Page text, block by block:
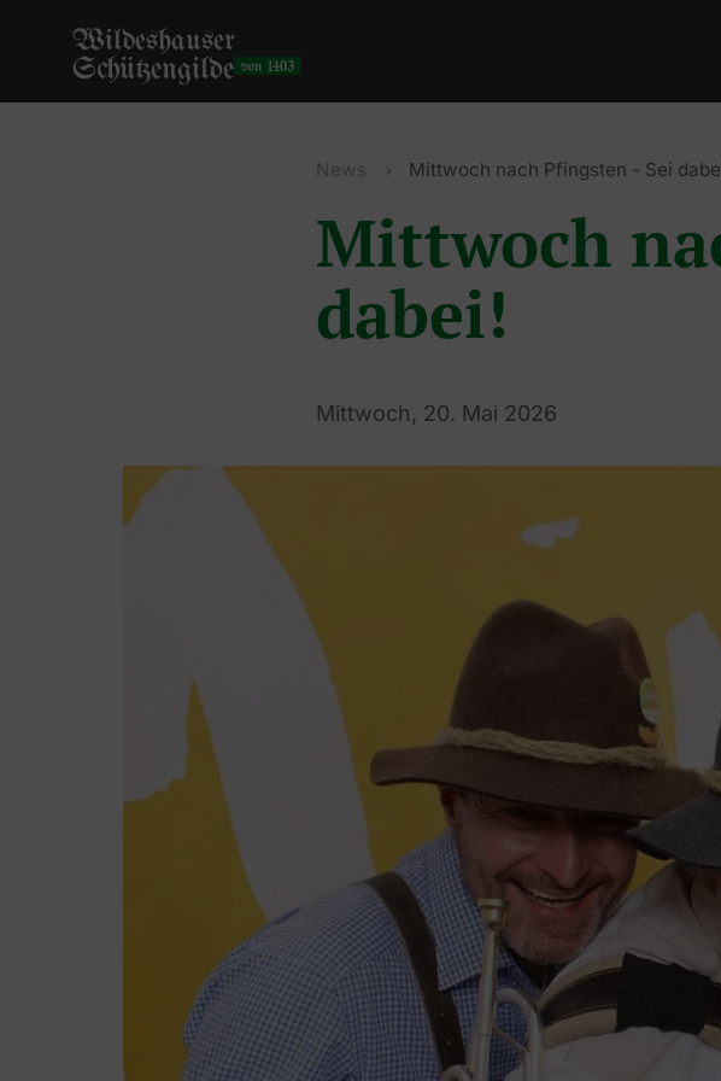
Wildeshauser
Schützengilde von 1403
News Mittwoch nach Pfingsten - Sei
Mittwoch
dabei!
Mittwoch, 20. Mai 2026